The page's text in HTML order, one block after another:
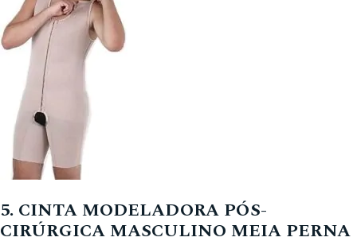
5. CINTA MODELADORA PÓS-
CIRÚRGICA MASCULINO MEIA PERNA